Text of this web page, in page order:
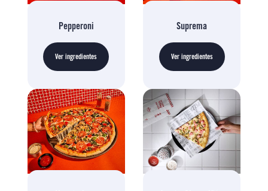
Pepperoni
Ver ingredientes
Suprema
Ver ingredientes